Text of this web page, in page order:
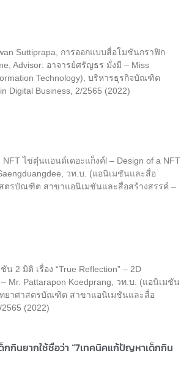
Suttiprapa, การออกแบบสื่อโมชันกราฟิก
Advisor: อาจารย์ศรัญธร มั่งมี – Miss
Technology), บริหารธุรกิจบัณฑิต
Digital Business, 2/2565 (2022)
ไข่ตุ๋นแอนด์เดอะแก็งค์l – Design of a NFT
วท.บ. (แอนิเมชันและสื่อ
สตรบัณฑิต สาขาแอนิเมชันและสื่อสร้างสรรค์ –
2 มิติ เรื่อง “True Reflection” – 2D
Mr. Pattarapon Koedprang, วท.บ. (แอนิเมชัน
ทยาศาสตรบัณฑิต สาขาแอนิเมชันและสื่อ
(2022)
กกินยากใช้ชื่อว่า “7เทคนิคแก้ปัญหาเด็กกิน